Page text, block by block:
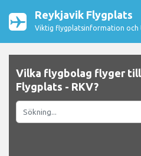
Reykjavik Flygplats
Viktig flygplatsinformation och
Vilka flygbolag flyger
Flygplats - RKV?